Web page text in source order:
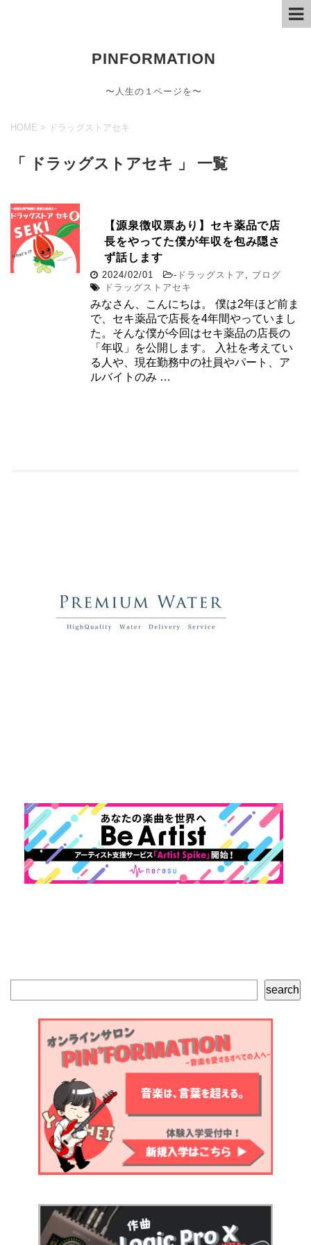
PINFORMATION
〜人生の１ページを〜
HOME > ドラッグストアセキ
「 ドラッグストアセキ 」 一覧
【源泉徴収票あり】セキ薬品で店
長をやってた僕が年収を包み隠さ
ず話します
2024/02/01 - ドラッグストア
ブログ
ドラッグストアセキ
みなさん、こんにちは。 僕は2年ほど前ま
で、セキ薬品で店長を4年間やっていまし
た。そんな僕が今回はセキ薬品の店長の
「年収」を公開します。 入社を考えてい
る人や、現在勤務中の社員やパート、ア
ルバイトのみ …
索
search